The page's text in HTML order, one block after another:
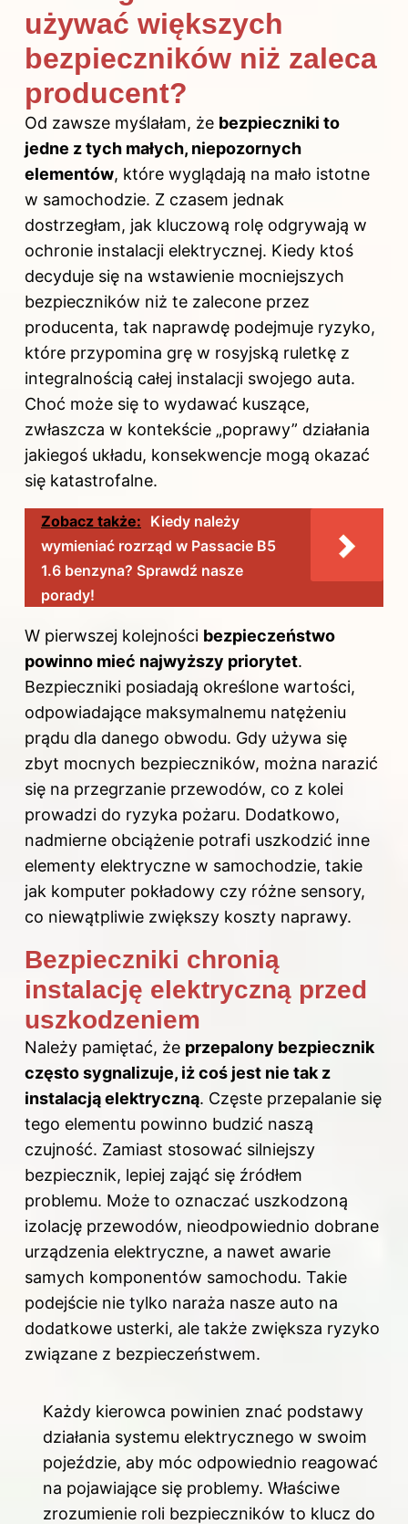
używać większych
bezpieczników niż zaleca
producent?
Od zawsze myślałam, że bezpieczniki to
jedne z tych małych, niepozornych
elementów, które wyglądają na mało istotne
w samochodzie. Z czasem jednak
dostrzegłam, jak kluczową rolę odgrywają w
ochronie instalacji elektrycznej. Kiedy ktoś
decyduje się na wstawienie mocniejszych
bezpieczników niż te zalecone przez
producenta, tak naprawdę podejmuje ryzyko,
które przypomina grę w rosyjską ruletkę z
integralnością całej instalacji swojego auta.
Choć może się to wydawać kuszące,
zwłaszcza w kontekście „poprawy” działania
jakiegoś układu, konsekwencje mogą okazać
się katastrofalne.
Zobacz także: Kiedy należy
wymieniać rozrząd w Passacie B5
1.6 benzyna? Sprawdź nasze
porady!
W pierwszej kolejności bezpieczeństwo
powinno mieć najwyższy priorytet.
Bezpieczniki posiadają określone wartości,
odpowiadające maksymalnemu natężeniu
prądu dla danego obwodu. Gdy używa się
zbyt mocnych bezpieczników, można narazić
się na przegrzanie przewodów, co z kolei
prowadzi do ryzyka pożaru. Dodatkowo,
nadmierne obciążenie potrafi uszkodzić inne
elementy elektryczne w samochodzie, takie
jak komputer pokładowy czy różne sensory,
co niewątpliwie zwiększy koszty naprawy.
Bezpieczniki chronią
instalację elektryczną przed
uszkodzeniem
Należy pamiętać, że przepalony bezpiecznik
często sygnalizuje, iż coś jest nie tak z
instalacją elektryczną. Częste przepalanie się
tego elementu powinno budzić naszą
czujność. Zamiast stosować silniejszy
bezpiecznik, lepiej zająć się źródłem
problemu. Może to oznaczać uszkodzoną
izolację przewodów, nieodpowiednio dobrane
urządzenia elektryczne, a nawet awarie
samych komponentów samochodu. Takie
podejście nie tylko naraża nasze auto na
dodatkowe usterki, ale także zwiększa ryzyko
związane z bezpieczeństwem.
Każdy kierowca powinien znać podstawy
działania systemu elektrycznego w swoim
pojeździe, aby móc odpowiednio reagować
na pojawiające się problemy. Właściwe
zrozumienie roli bezpieczników to klucz do